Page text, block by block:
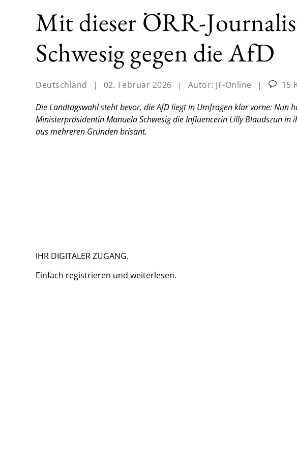
Mit dieser ÖRR-
Schwesig gegen die AfD
Deutschland | 02. Februar 2026 | Autor: JF-Online |
15
Die Landtagswahl steht bevor, die AfD liegt in Umfragen klar vorne: Nun
Ministerpräsidentin Manuela Schwesig die Influencerin Lilly Blaudszun in
aus mehreren Gründen brisant.
IHR DIGITALER ZUGANG.
Einfach registrieren und weiterlesen.